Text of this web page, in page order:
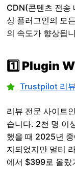
CDN(콘텐츠 전송
싱 플러그인의 모
의 속도가 향상됩
1️⃣ Plugin
Trustpilot 리
리뷰 전문 사이트
습니다. 2천 명 이
했을 때 2025년
지되었지만 멀티
에서 $399로 올랐